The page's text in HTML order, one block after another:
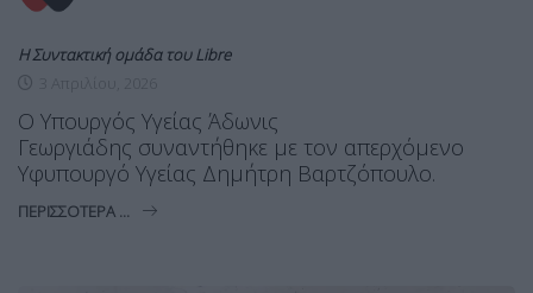
Η Συντακτική ομάδα του Libre
Ο Υπουργός Υγείας Άδωνις
Γεωργιάδης συναντήθηκε με τον απερχόμενο
Υφυπουργό Υγείας Δημήτρη Βαρτζόπουλο.
ΠΕΡΙΣΣΌΤΕΡΑ ...